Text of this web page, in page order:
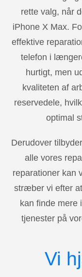
rette valg, når
iPhone X Max.
effektive
telefon i
hurtigt, men
kvaliteten af
reservedele,
optimal
Derudover
alle vores
reparationer kan
stræber vi efter
kan finde mere
tjenester på
Vi